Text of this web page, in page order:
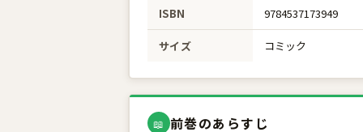
ISBN 9784537173949
サイズ コミック
📖 前巻のあらすじ